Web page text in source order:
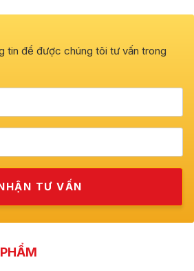
tin để được chúng tôi tư vấn trong